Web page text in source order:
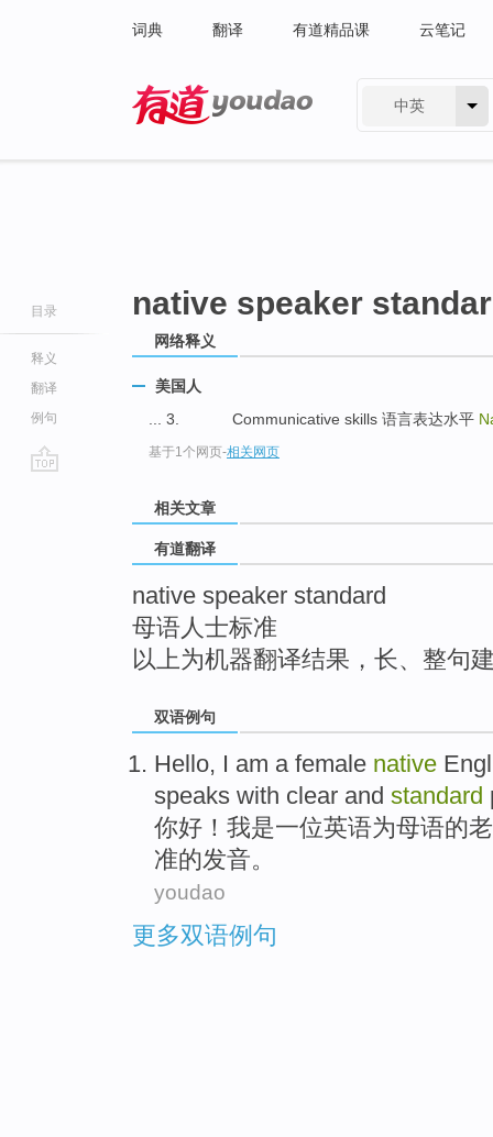
词典 翻译 有道精品课 云笔记
中英
目录
释义
翻译
例句
native speaker
网络释义
美国人
... 3. Communicative skills 语言表达水平
基于1个网页-相关网页
相关文章
有道翻译
native speaker standard
母语人士标准
以上为机器翻译结果，长、整句
双语例句
Hello, I am a female native
speaks with clear and standard
你好 ！ 我是一位英语为母语的
准的发音。
youdao
更多双语例句